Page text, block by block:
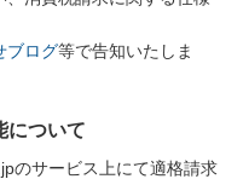
ブログ等で告知いたしま
について
のサービス上にて適格請求